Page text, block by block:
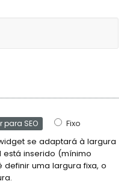
para SEO
Fixo
se adaptará à largura
inserido (mínimo
definir uma largura fixa, o